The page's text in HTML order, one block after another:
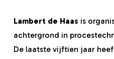
Lambert de Haas is
achtergrond in
De laatste vijftien jaar